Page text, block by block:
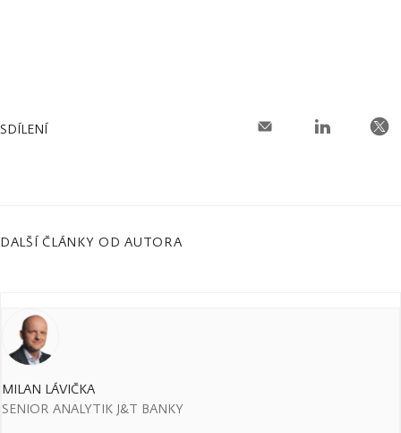
SDÍLENÍ
DALŠÍ ČLÁNKY OD AUTORA
MILAN LÁVIČKA
SENIOR ANALYTIK J&T BANKY